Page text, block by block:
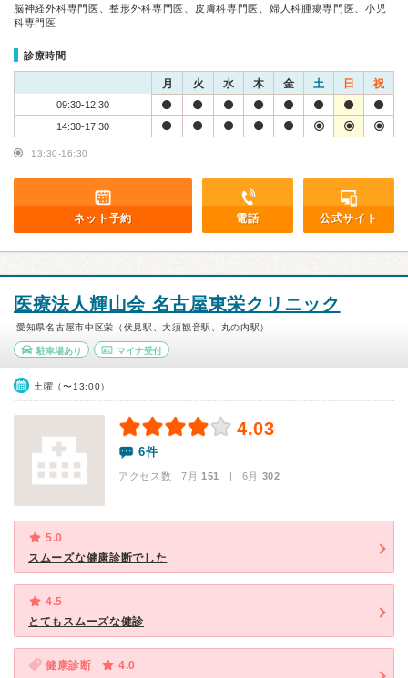
脳神経外科専門医、整形外科専門医、皮膚科専門医、婦人科腫瘍専門医、小児
科専門医
診療時間
月 火 水 木 金 土 日 祝
09:30-12:30
14:30-17:30
13:30-16:30
ネット予約 電話 公式サイト
医療法人輝山会 名古屋東栄クリニック
愛知県名古屋市中区栄（伏見駅、大須観音駅、丸の内駅）
駐車場あり マイナ受付
土曜（〜13:00）
4.03
6件
アクセス数 7月:151 | 6月:302
5.0
スムーズな健康診断でした
4.5
とてもスムーズな健診
健康診断
4.0